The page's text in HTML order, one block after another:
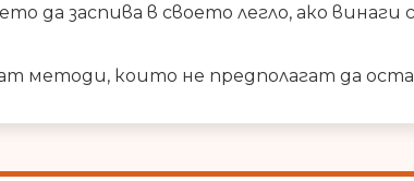
да заспива в своето легло, ако винаги
методи, които не предполагат да